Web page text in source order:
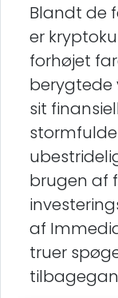
Blandt de
er
forhøjet
berygtede
sit
brugen af
af
truer